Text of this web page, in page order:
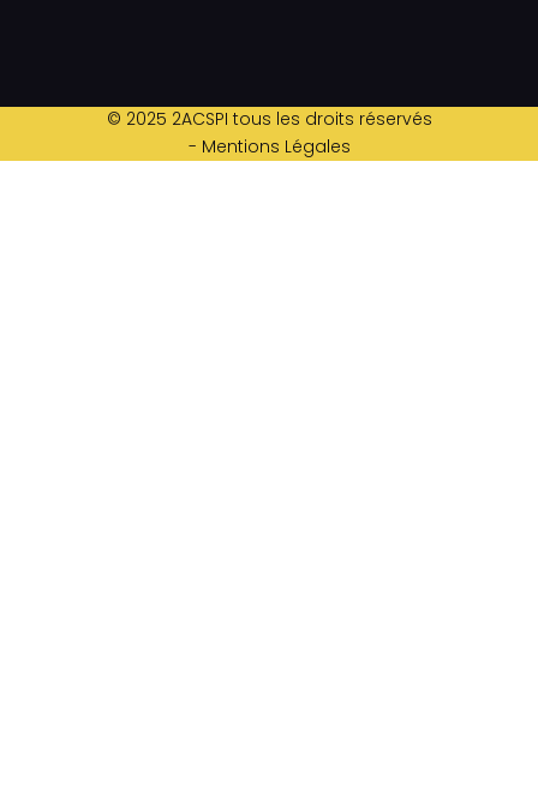
© 2025 2ACSPI tous les droits réservés
- Mentions Légales